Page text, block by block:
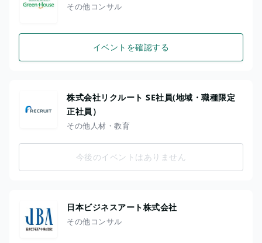
その他コンサル
イベントを確認する
株式会社リクルート SE社員(地域・職種限定
正社員）
その他人材・教育
今後のイベントはありません
日本ビジネスアート株式会社
その他コンサル